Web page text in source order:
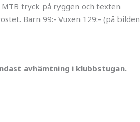
tryck på ryggen och texten
Barn 99:- Vuxen 129:- (på bilden
avhämtning i klubbstugan.